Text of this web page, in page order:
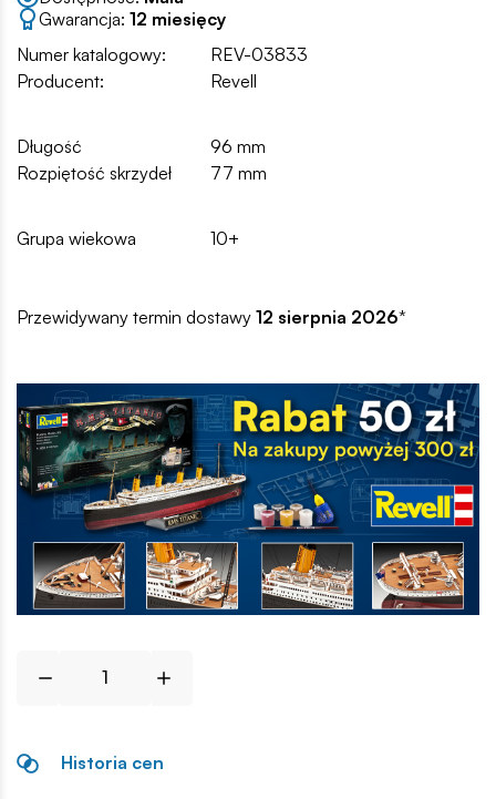
Gwarancja: 12 miesięcy
Numer katalogowy:
REV-03833
Producent:
Revell
Długość
96 mm
Rozpiętość skrzydeł
77 mm
Grupa wiekowa 10+
Przewidywany termin dostawy 12 sierpnia 2026*
Historia cen